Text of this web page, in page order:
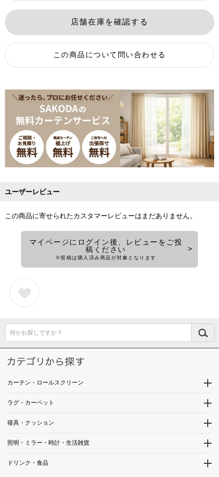
ユーザーレビュー
この商品に寄せられたカスタマーレビューはまだありません。
マイページにログイン後、レビューをご投
稿ください
※投稿は購入済み商品が対象となります
何かお探しですか？
カーテン・ロールスクリーン
ラグ・カーペット
寝具・クッション
照明・ミラー・時計・生活雑貨
ドリンク・食品